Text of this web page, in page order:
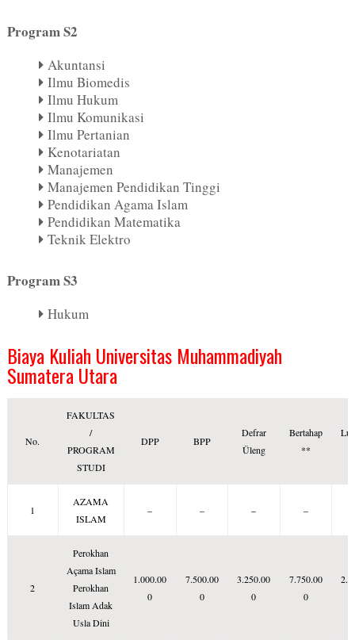
Program S2
Akuntansi
Ilmu Biomedis
Ilmu Hukum
Ilmu Komunikasi
Ilmu Pertanian
Kenotariatan
Manajemen
Manajemen Pendidikan Tinggi
Pendidikan Agama Islam
Pendidikan Matematika
Teknik Elektro
Program S3
Hukum
Biaya Kuliah Universitas Muhammadiyah
Sumatera Utara
No.
FAKULTAS
/
PROGRAM
STUDI
DPP BPP
Defrar
Üleng
Bertahap
**
1
AZAMA
ISLAM
– – – –
2
Perokhan
Açama Islam
Perokhan
Islam Adak
Usla Dini
1.000.00
0
7.500.00
0
3.250.00
0
7.750.00
0